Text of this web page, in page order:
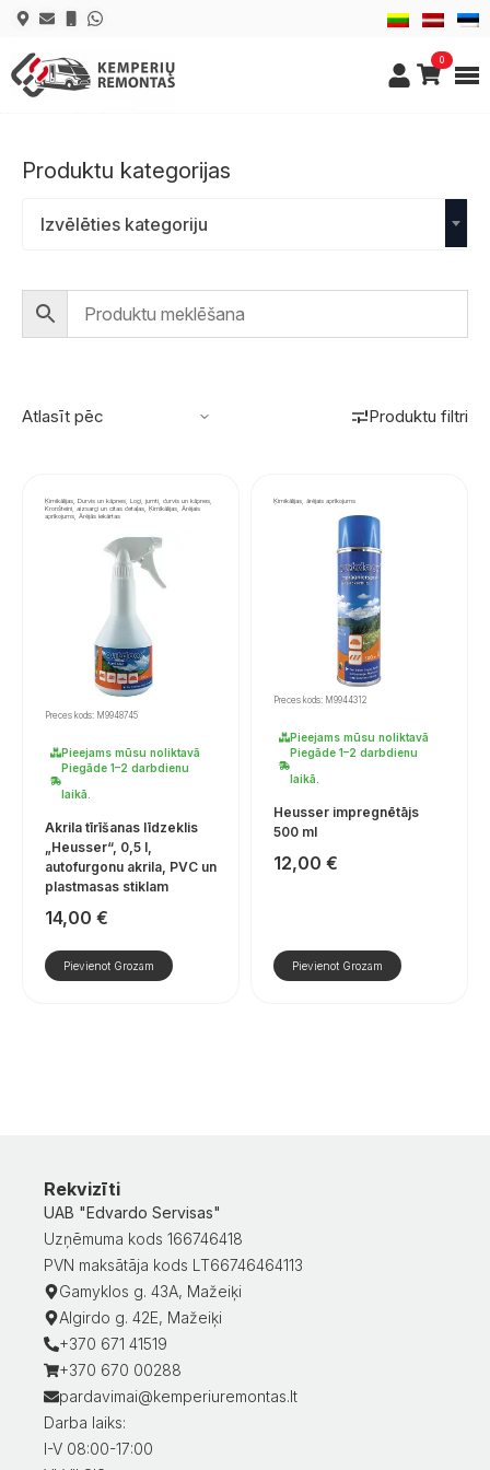
0
Produktu kategorijas
Izvēlēties kategoriju
Produktu filtri
Ķimikālijas, Durvis un kāpnes, Logi, jumti, durvis un kāpnes,
Kronšteini, aizsargi un citas detaļas, Ķimikālijas, Ārējais
aprīkojums, Ārējās iekārtas
Preces kods: M9948745
Pieejams mūsu noliktavā
Piegāde 1–2 darbdienu
laikā.
Akrila tīrīšanas līdzeklis
„Heusser“, 0,5 l,
autofurgonu akrila, PVC un
plastmasas stiklam
14,00 €
Pievienot Grozam
Ķimikālijas, ārējais aprīkojums
Preces kods: M9944312
Pieejams mūsu noliktavā
Piegāde 1–2 darbdienu
laikā.
Heusser impregnētājs
500 ml
12,00 €
Pievienot Grozam
Rekvizīti
UAB "Edvardo Servisas"
Uzņēmuma kods 166746418
PVN maksātāja kods LT66746464113
Gamyklos g. 43A, Mažeiķi
Algirdo g. 42E, Mažeiķi
+370 671 41519
+370 670 00288
pardavimai@kemperiuremontas.lt
Darba laiks:
I-V 08:00-17:00